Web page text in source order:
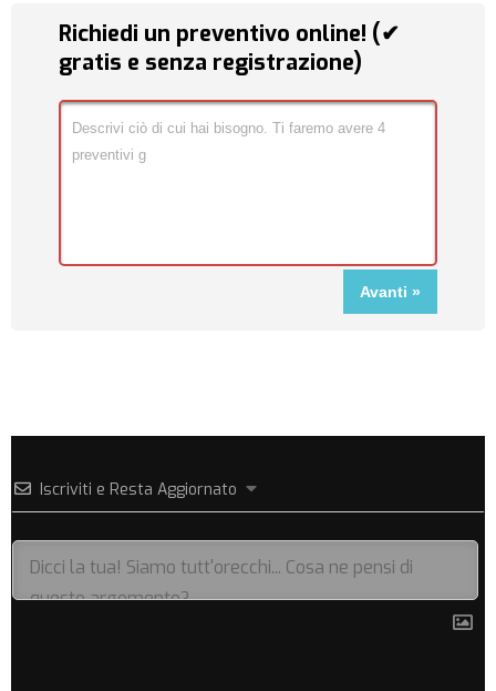
Richiedi un preventivo online! (✔
gratis e senza registrazione)
Iscriviti e Resta Aggiornato